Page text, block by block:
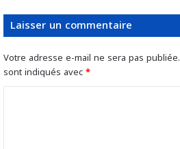
Laisser un commentaire
Votre adresse e-mail ne sera pas publiée.
sont indiqués avec*